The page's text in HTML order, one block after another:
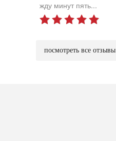
жду минут пять...
посмотреть все отзывы